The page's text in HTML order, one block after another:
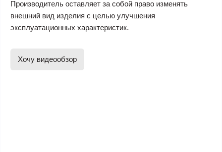
Производитель оставляет за собой право изменять
внешний вид изделия с целью улучшения
эксплуатационных характеристик.
Хочу видеообзор